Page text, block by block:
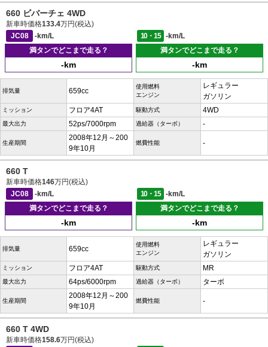
660 ビバーチェ 4WD
新車時価格133.4万円(税込)
JC08
-km/L 10・15
-km/L
満タンでどこまで走る？
-km
満タンでどこまで走る？
-km
排気量 659cc
使用燃料
エンジン
レギュラー
ガソリン
ミッション フロア4AT 駆動方式 4WD
最大出力 52ps/7000rpm 過給器（ターボ） -
生産期間
2008年12月～200
9年10月
燃費性能 -
660 T
新車時価格146万円(税込)
JC08
-km/L 10・15
-km/L
満タンでどこまで走る？
-km
満タンでどこまで走る？
-km
排気量 659cc
使用燃料
エンジン
レギュラー
ガソリン
ミッション フロア4AT 駆動方式 MR
最大出力 64ps/6000rpm 過給器（ターボ） ターボ
生産期間
2008年12月～200
9年10月
燃費性能 -
660 T 4WD
新車時価格158.6万円(税込)